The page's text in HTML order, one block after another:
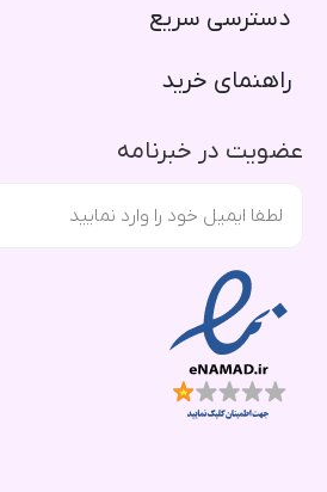
دسترسی سریع​
راهنمای خرید​
عضویت در خبرنامه